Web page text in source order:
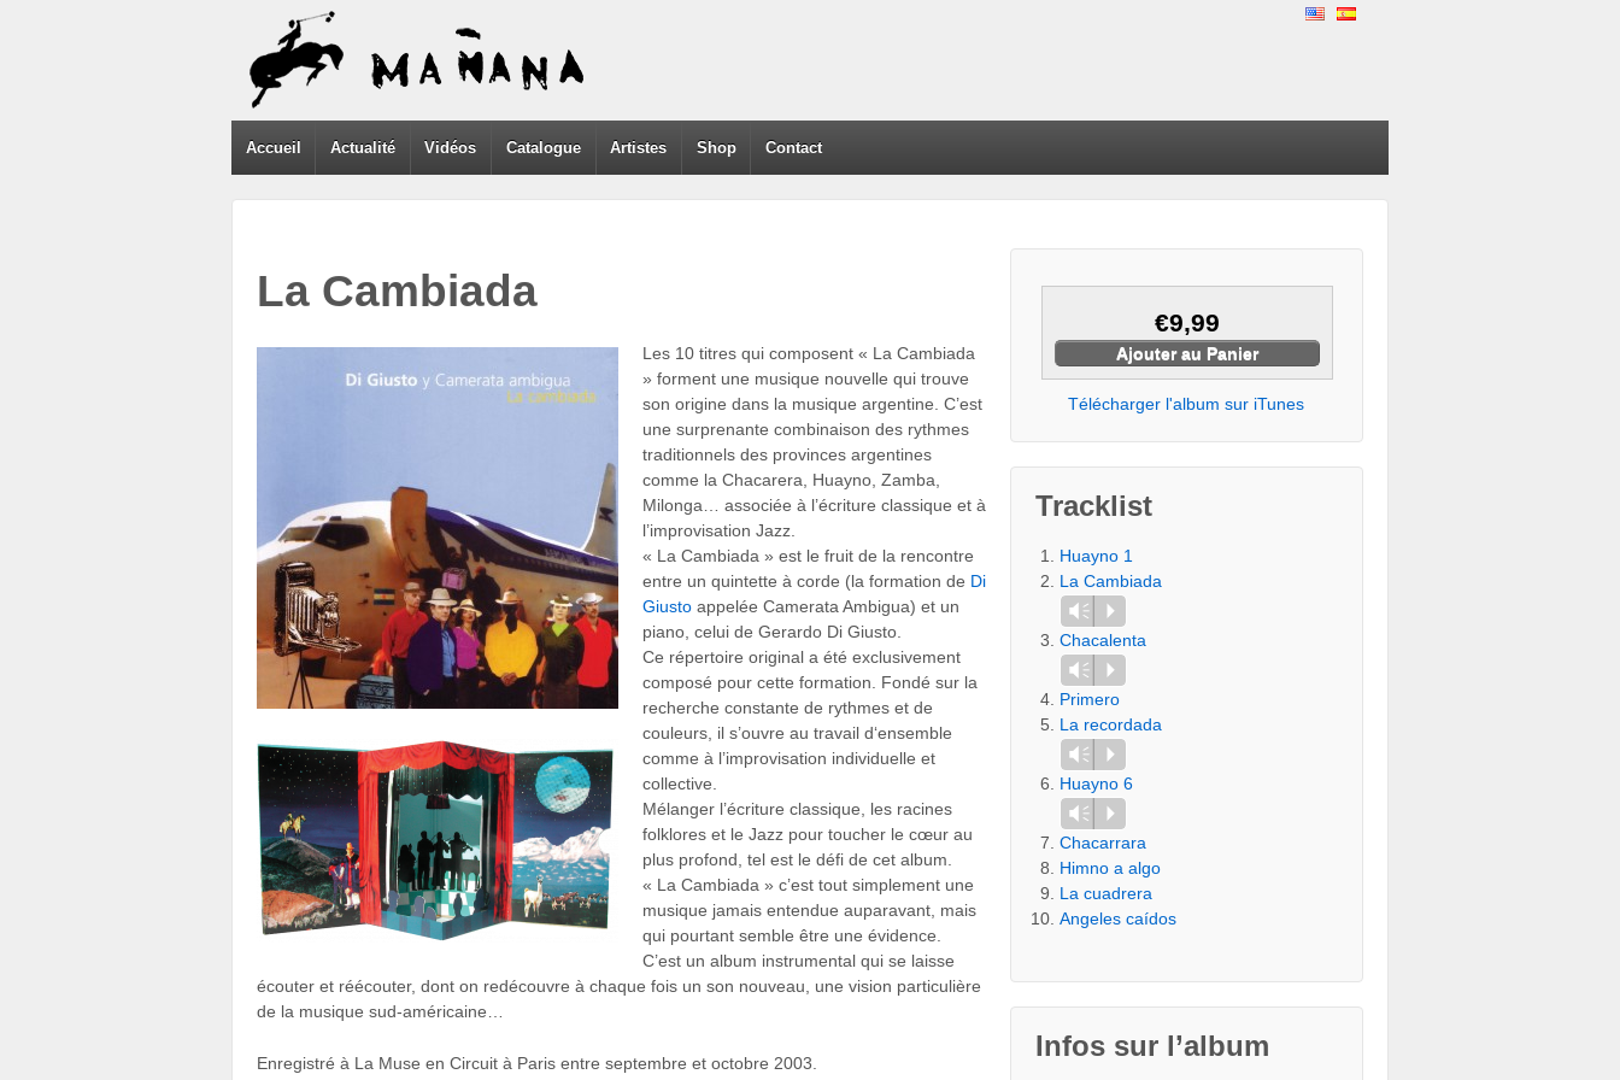
Accueil Actualité Vidéos Catalogue Artistes Shop Contact
La Cambiada
Les 10 titres qui composent « La Cambiada
» forment une musique nouvelle qui trouve
son origine dans la musique argentine. C’est
une surprenante combinaison des rythmes
traditionnels des provinces argentines
comme la Chacarera, Huayno, Zamba,
Milonga… associée à l’écriture classique et à
l’improvisation Jazz.
« La Cambiada » est le fruit de la rencontre
entre un quintette à corde (la formation de Di
Giusto appelée Camerata Ambigua) et un
piano, celui de Gerardo Di Giusto.
Ce répertoire original a été exclusivement
composé pour cette formation. Fondé sur la
recherche constante de rythmes et de
couleurs, il s’ouvre au travail d‘ensemble
comme à l’improvisation individuelle et
collective.
Mélanger l’écriture classique, les racines
folklores et le Jazz pour toucher le cœur au
plus profond, tel est le défi de cet album.
« La Cambiada » c’est tout simplement une
musique jamais entendue auparavant, mais
qui pourtant semble être une évidence.
C’est un album instrumental qui se laisse
écouter et réécouter, dont on redécouvre à chaque fois un son nouveau, une vision particulière
de la musique sud-américaine…
Enregistré à La Muse en Circuit à Paris entre septembre et octobre 2003.
€9,99
Télécharger l'album sur iTunes
Tracklist
Huayno 1
La Cambiada
Vm P
Chacalenta
Vm P
Primero
La recordada
Vm P
Huayno 6
Vm P
Chacarrara
Himno a algo
La cuadrera
Angeles caídos
Infos sur l’album